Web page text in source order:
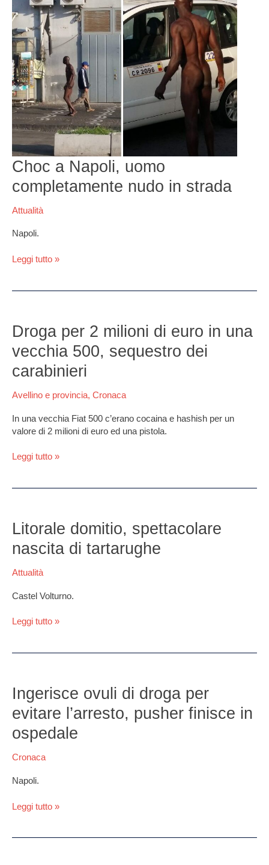
Choc a Napoli, uomo
completamente nudo in strada
Attualità
Napoli.
Napoli,
uomo
completamente
nudo
in
strada
Leggi tutto »
Droga per 2 milioni di euro in una
vecchia 500, sequestro dei
carabinieri
Avellino e provincia, Cronaca
In una vecchia Fiat 500 c’erano cocaina e hashish per un
valore di 2 milioni di euro ed una pistola.
per
2
milioni
euro
in
vecchia
500,
dei
Leggi tutto »
Litorale domitio, spettacolare
nascita di tartarughe
Attualità
Castel Volturno.
domitio,
spettacolare
nascita
tartarughe
Leggi tutto »
Ingerisce ovuli di droga per
evitare l’arresto, pusher finisce in
ospedale
Cronaca
Napoli.
ovuli
di
droga
evitare
l’arresto,
finisce
ospedale
Leggi tutto »